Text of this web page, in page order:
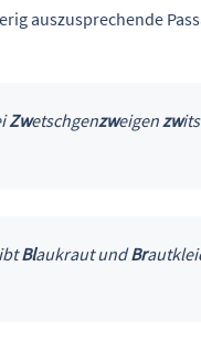
auszusprechende
Zwetschgenzweigenzw
Blaukraut undBr